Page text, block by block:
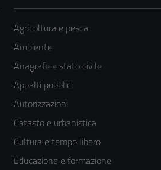
Agricoltura e pesca
Ambiente
Anagrafe e stato civile
Appalti pubblici
Autorizzazioni
Catasto e urbanistica
Cultura e tempo libero
Educazione e formazione